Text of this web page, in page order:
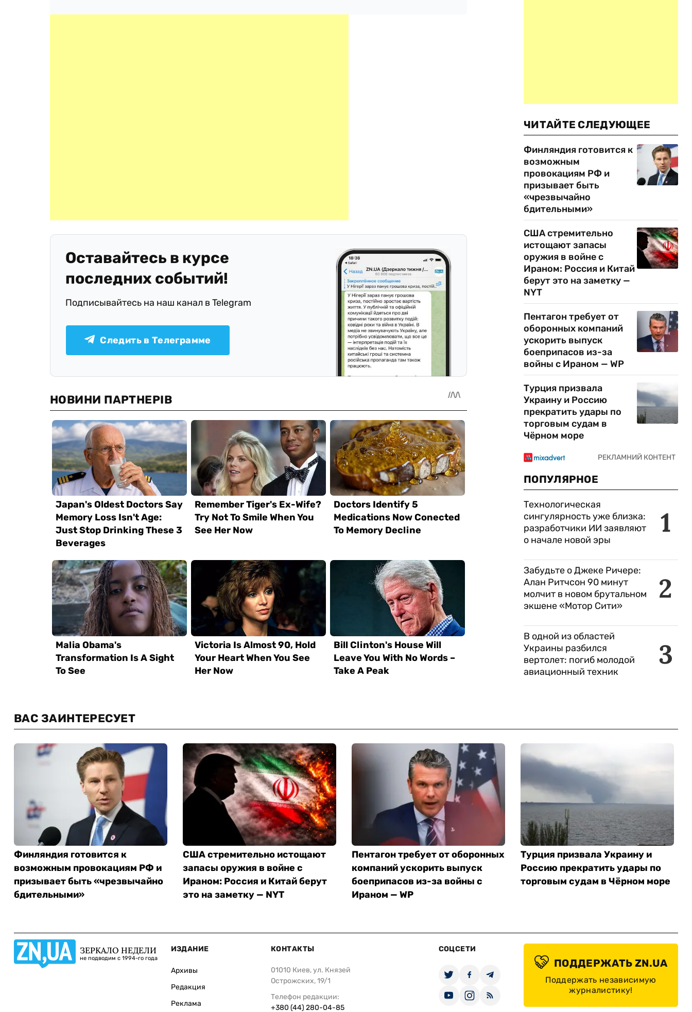
Оставайтесь в курсе
последних событий!
Подписывайтесь на наш канал в Telegram
Следить в Телеграмме
ЧИТАЙТЕ СЛЕДУЮЩЕЕ
Финляндия готовится к
возможным
провокациям РФ и
призывает быть
«чрезвычайно
бдительными»
США стремительно
истощают запасы
оружия в войне с
Ираном: Россия и Китай
берут это на заметку —
NYT
Пентагон требует от
оборонных компаний
ускорить выпуск
боеприпасов из-за
войны с Ираном — WP
Турция призвала
Украину и Россию
прекратить удары по
торговым судам в
Чёрном море
ПОПУЛЯРНОЕ
1
Технологическая
сингулярность уже близка:
разработчики ИИ заявляют
о начале новой эры
2
Забудьте о Джеке Ричере:
Алан Ритчсон 90 минут
молчит в новом брутальном
экшене «Мотор Сити»
3
В одной из областей
Украины разбился
вертолет: погиб молодой
авиационный техник
ВАС ЗАИНТЕРЕСУЕТ
Финляндия готовится к
возможным провокациям РФ и
призывает быть «чрезвычайно
бдительными»
США стремительно истощают
запасы оружия в войне с
Ираном: Россия и Китай берут
это на заметку — NYT
Пентагон требует от оборонных
компаний ускорить выпуск
боеприпасов из-за войны с
Ираном — WP
Турция призвала Украину и
Россию прекратить удары по
торговым судам в Чёрном море
ЗЕРКАЛО НЕДЕЛИ
не подводим с 1994-го года
ИЗДАНИЕ
Архивы
Редакция
Реклама
КОНТАКТЫ
01010 Киев, ул. Князей
Острожских, 19/1
Телефон редакции:
+380 (44) 280-04-85
СОЦСЕТИ
ПОДДЕРЖАТЬ ZN.UA
Поддержать независимую
журналистику!